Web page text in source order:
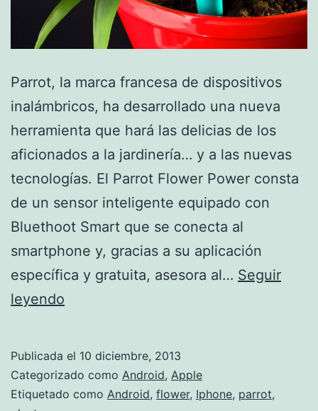
Parrot, la marca francesa de dispositivos
inalámbricos, ha desarrollado una nueva
herramienta que hará las delicias de los
aficionados a la jardinería… y a las nuevas
tecnologías. El Parrot Flower Power consta
de un sensor inteligente equipado con
Bluethoot Smart que se conecta al
smartphone y, gracias a su aplicación
específica y gratuita, asesora al… Seguir
leyendo
desde
tu
Publicada el 10 diciembre, 2013
Categorizado como Android, Apple
Etiquetado como Android, flower, Iphone, parrot,